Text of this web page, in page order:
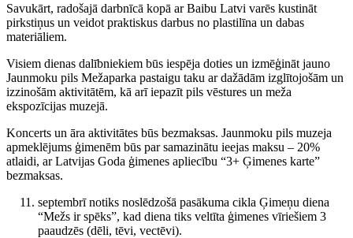
Savukārt, radošajā darbnīcā kopā ar Baibu Latvi varēs kustināt
pirkstiņus un veidot praktiskus darbus no plastilīna un dabas
materiāliem.
Visiem dienas dalībniekiem būs iespēja doties un izmēģināt jauno
Jaunmoku pils Mežaparka pastaigu taku ar dažādām izglītojošām un
izzinošām aktivitātēm, kā arī iepazīt pils vēstures un meža
ekspozīcijas muzejā.
Koncerts un āra aktivitātes būs bezmaksas. Jaunmoku pils muzeja
apmeklējums ģimenēm būs par samazinātu ieejas maksu – 20%
atlaidi, ar Latvijas Goda ģimenes apliecību “3+ Ģimenes karte”
bezmaksas.
septembrī notiks noslēdzošā pasākuma cikla Ģimeņu diena
“Mežs ir spēks”, kad diena tiks veltīta ģimenes vīriešiem 3
paaudzēs (dēli, tēvi, vectēvi).